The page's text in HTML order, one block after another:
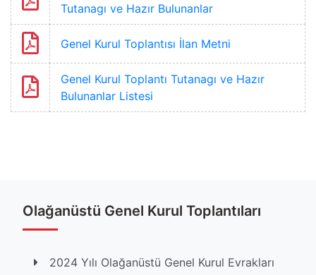
Tutanagı ve Hazır Bulunanlar
Genel Kurul Toplantısı İlan Metni
Genel Kurul Toplantı Tutanagı ve Hazır
Bulunanlar Listesi
Toplam Görüntülenme İçerik 1818 kez listelendi
Olağanüstü Genel Kurul Toplantıları
2024 Yılı Olağanüstü Genel Kurul Evrakları